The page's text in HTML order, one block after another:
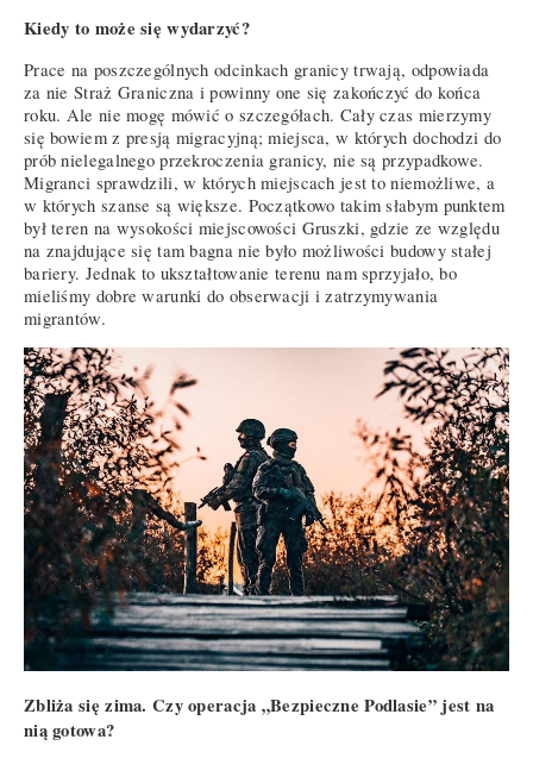
Kiedy to może się wydarzyć?
Prace na poszczególnych odcinkach granicy trwają, odpowiada
za nie Straż Graniczna i powinny one się zakończyć do końca
roku. Ale nie mogę mówić o szczegółach. Cały czas mierzymy
się bowiem z presją migracyjną; miejsca, w których dochodzi do
prób nielegalnego przekroczenia granicy, nie są przypadkowe.
Migranci sprawdzili, w których miejscach jest to niemożliwe, a
w których szanse są większe. Początkowo takim słabym punktem
był teren na wysokości miejscowości Gruszki, gdzie ze względu
na znajdujące się tam bagna nie było możliwości budowy stałej
bariery. Jednak to ukształtowanie terenu nam sprzyjało, bo
mieliśmy dobre warunki do obserwacji i zatrzymywania
migrantów.
Zbliża się zima. Czy operacja „Bezpieczne Podlasie” jest na
nią gotowa?